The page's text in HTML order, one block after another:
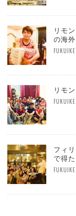
リモ
の海
リモ
フィ
で得た